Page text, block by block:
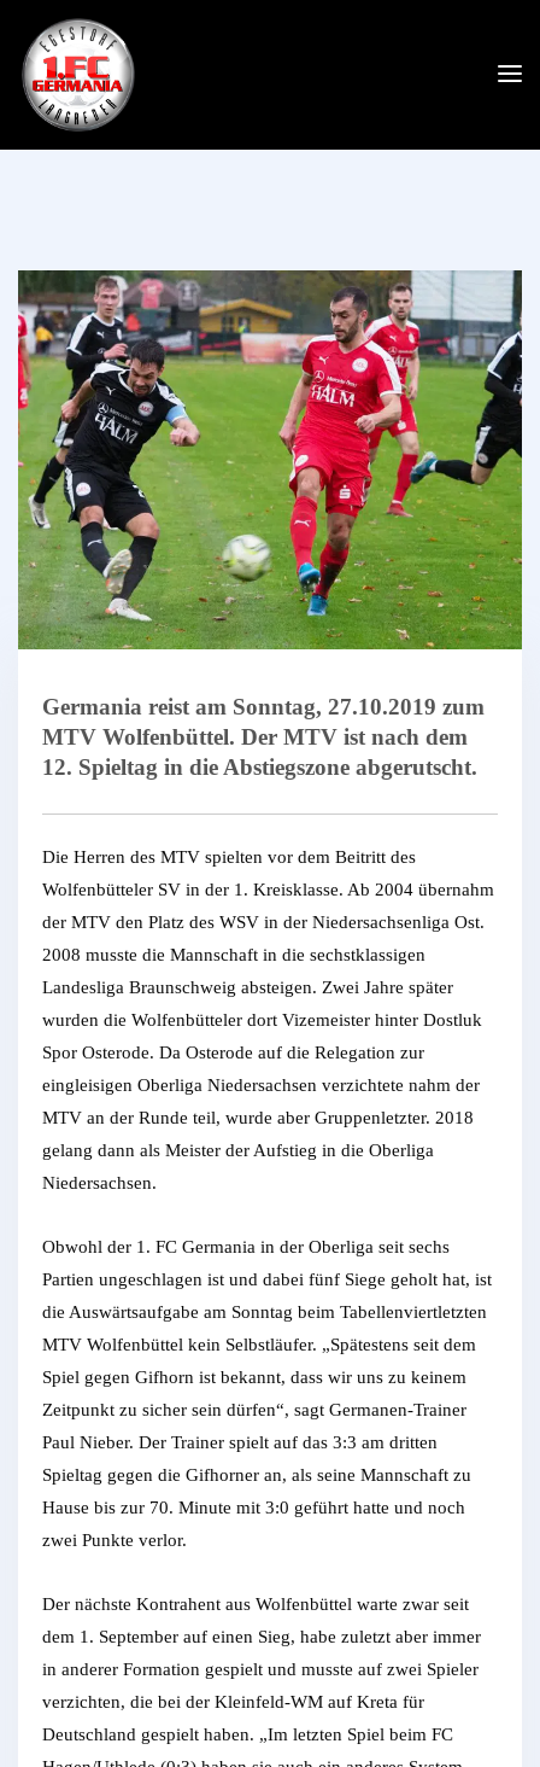
Germania reist am Sonntag, 27.10.2019 zum
MTV Wolfenbüttel. Der MTV ist nach dem
12. Spieltag in die Abstiegszone abgerutscht.
Die Herren des MTV spielten vor dem Beitritt des
Wolfenbütteler SV in der 1. Kreisklasse. Ab 2004 übernahm
der MTV den Platz des WSV in der Niedersachsenliga Ost.
2008 musste die Mannschaft in die sechstklassigen
Landesliga Braunschweig absteigen. Zwei Jahre später
wurden die Wolfenbütteler dort Vizemeister hinter Dostluk
Spor Osterode. Da Osterode auf die Relegation zur
eingleisigen Oberliga Niedersachsen verzichtete nahm der
MTV an der Runde teil, wurde aber Gruppenletzter. 2018
gelang dann als Meister der Aufstieg in die Oberliga
Niedersachsen.
Obwohl der 1. FC Germania in der Oberliga seit sechs
Partien ungeschlagen ist und dabei fünf Siege geholt hat, ist
die Auswärtsaufgabe am Sonntag beim Tabellenviertletzten
MTV Wolfenbüttel kein Selbstläufer. „Spätestens seit dem
Spiel gegen Gifhorn ist bekannt, dass wir uns zu keinem
Zeitpunkt zu sicher sein dürfen“, sagt Germanen-Trainer
Paul Nieber. Der Trainer spielt auf das 3:3 am dritten
Spieltag gegen die Gifhorner an, als seine Mannschaft zu
Hause bis zur 70. Minute mit 3:0 geführt hatte und noch
zwei Punkte verlor.
Der nächste Kontrahent aus Wolfenbüttel warte zwar seit
dem 1. September auf einen Sieg, habe zuletzt aber immer
in anderer Formation gespielt und musste auf zwei Spieler
verzichten, die bei der Kleinfeld-WM auf Kreta für
Deutschland gespielt haben. „Im letzten Spiel beim FC